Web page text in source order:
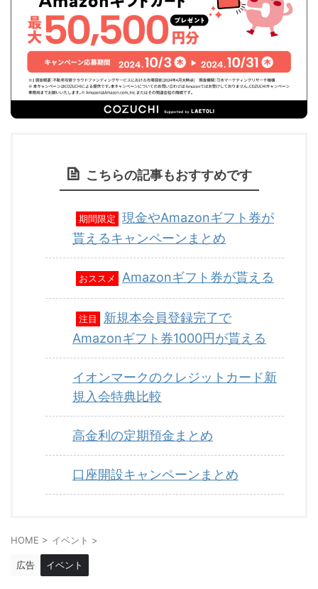
こちらの記事もおすすめです
期間限定
現金やAmazonギフト券が
貰えるキャンペーンまとめ
おススメ Amazonギフト券が貰える
注目
新規本会員登録完了で
Amazonギフト券1000円が貰える
イオンマークのクレジットカード新
規入会特典比較
高金利の定期預金まとめ
口座開設キャンペーンまとめ
HOME > イベント >
広告 イベント